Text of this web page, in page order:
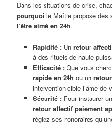
Dans les situations de crise,
pourquoi le Maître propose des
l’être aimé en 24h.
Rapidité :Un retour
à des rituels de haute
Efficacité :Que vous
rapide en 24h ou un
intervention cible l’âme de
Sécurité :Pour instaurer
retour affectif paiement
réglez ses honoraires